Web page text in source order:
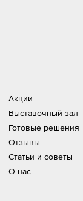
Акции
Выставочный зал
Готовые решения
Отзывы
Статьи и советы
О нас